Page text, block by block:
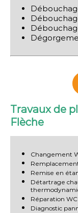
Travaux de
Flèche
Changement
Remise en
Détartrage chauffe-eau gaz, cumulus, ballon
Réparation
Diagnostic